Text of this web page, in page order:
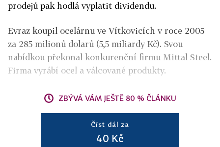
prodejů pak hodlá vyplatit dividendu.
Evraz koupil ocelárnu ve Vítkovicích v roce 2005
za 285 milionů dolarů (5,5 miliardy Kč). Svou
nabídkou překonal konkurenční firmu Mittal Steel.
Firma vyrábí ocel a válcované produkty.
ZBÝVÁ VÁM JEŠTĚ 80 % ČLÁNKU
Číst dál za
40 Kč